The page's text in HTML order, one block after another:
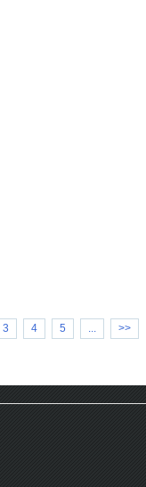
3 4 5 ... >>